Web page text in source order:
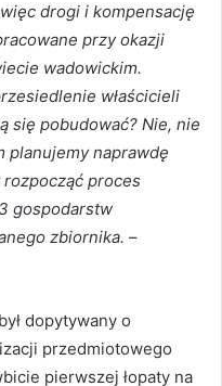
drogi i kompensację
przy okazji
wadowickim.
właścicieli
się pobudować? Nie, nie
planujemy naprawdę
proces
gospodarstw
zbiornika. –
dopytywany o
przedmiotowego
pierwszej łopaty na